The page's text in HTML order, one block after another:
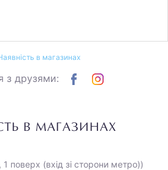
в магазинах
з друзями:
В МАГАЗИНАХ
1 поверх (вхід зі сторони метро))